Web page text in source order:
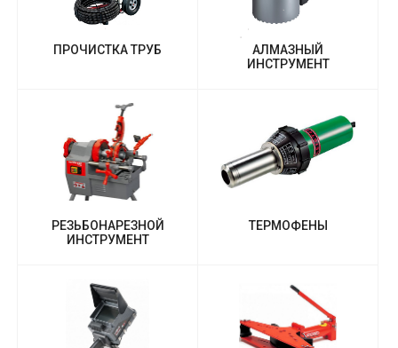
ПРОЧИСТКА ТРУБ
АЛМАЗНЫЙ
ИНСТРУМЕНТ
РЕЗЬБОНАРЕЗНОЙ
ИНСТРУМЕНТ
ТЕРМОФЕНЫ